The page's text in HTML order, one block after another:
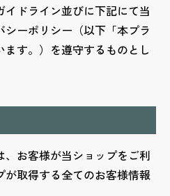
ドライン並びに下記にて当
ーポリシー（以下「本プラ
す。）を遵守するものとし
お客様が当ショップをご利
取得する全てのお客様情報